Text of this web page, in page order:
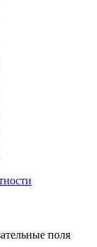
поля